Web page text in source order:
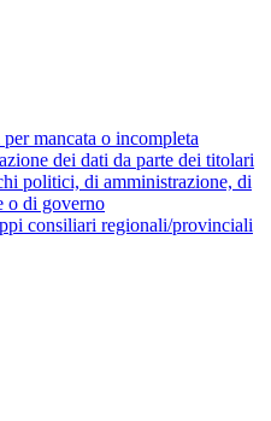
mancata o incompleta
dei dati da parte dei titolari
politici, di amministrazione, di
o di governo
consiliari regionali/provinciali